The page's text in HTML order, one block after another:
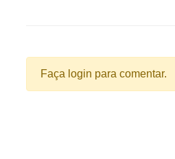
Faça login para comentar.